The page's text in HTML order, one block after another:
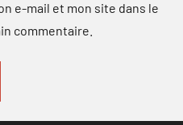
e-mail et mon site dans le
commentaire.